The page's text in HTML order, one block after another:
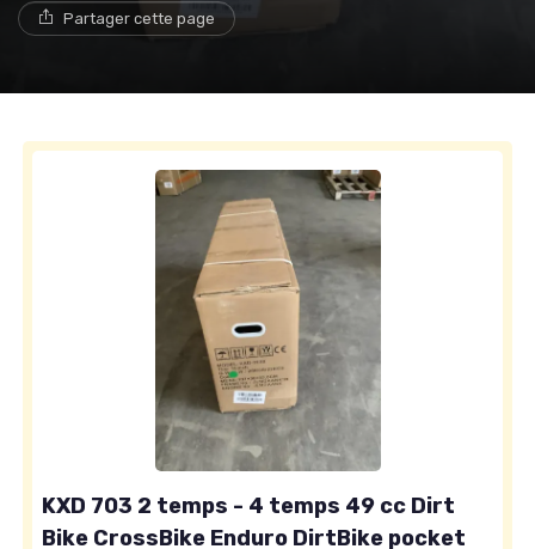
Partager cette page
KXD 703 2 temps - 4 temps 49 cc Dirt
Bike CrossBike Enduro DirtBike pocket